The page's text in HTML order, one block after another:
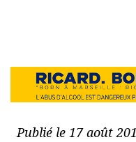
Publié le 17 août